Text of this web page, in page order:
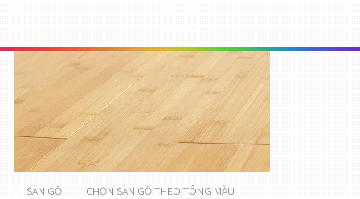
SÀN GỖ CHỌN SÀN GỖ THEO TÔNG MÀU